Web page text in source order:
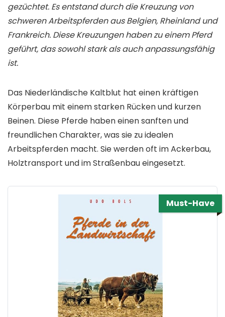
gezüchtet. Es entstand durch die Kreuzung von
schweren Arbeitspferden aus Belgien, Rheinland und
Frankreich. Diese Kreuzungen haben zu einem Pferd
geführt, das sowohl stark als auch anpassungsfähig
ist.
Das Niederländische Kaltblut hat einen kräftigen
Körperbau mit einem starken Rücken und kurzen
Beinen. Diese Pferde haben einen sanften und
freundlichen Charakter, was sie zu idealen
Arbeitspferden macht. Sie werden oft im Ackerbau,
Holztransport und im Straßenbau eingesetzt.
Must-Have